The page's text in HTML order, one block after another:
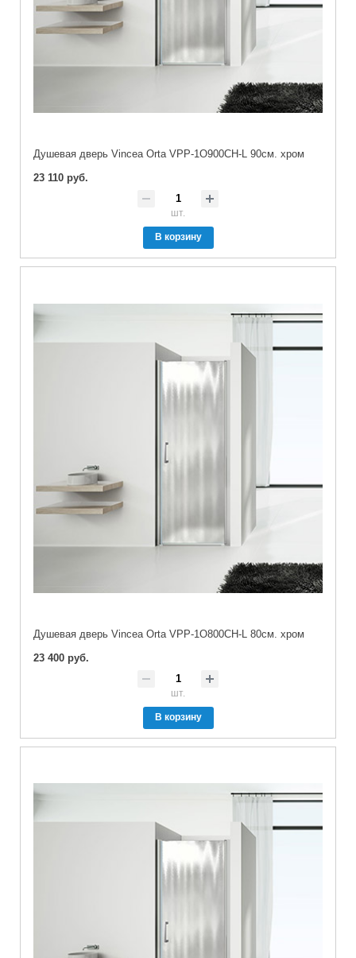
Душевая дверь Vincea Orta VPP-1O900CH-L 90см. хром
23 110 руб.
шт.
В корзину
Душевая дверь Vincea Orta VPP-1O800CH-L 80см. хром
23 400 руб.
шт.
В корзину